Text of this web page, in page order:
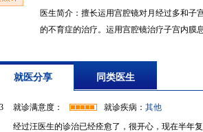
医生简介：擅长运用宫腔镜对月经过多和子
的不育症的治疗。运用宫腔镜治疗子宫内膜
疗宫颈癌前病变，使众多的患者得以保全子
性疾病和性病。对性传播疾病的诊治有较丰
就医分享 同类医生
就诊满意度： 就诊疾病： 其他
经过汪医生的诊治已经痊愈了，很开心，现在半年